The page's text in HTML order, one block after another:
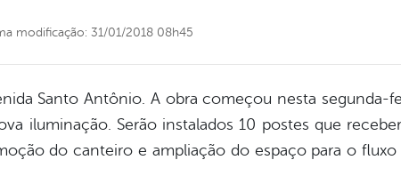
modificação: 31/01/2018 08h45
Santo Antônio. A obra começou nesta segunda-
iluminação. Serão instalados 10 postes que
do canteiro e ampliação do espaço para o fluxo